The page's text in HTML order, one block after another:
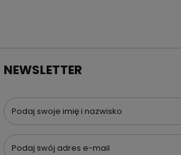
NEWSLETTER
Podaj swoje imię i nazwisko
Podaj swój adres e-mail